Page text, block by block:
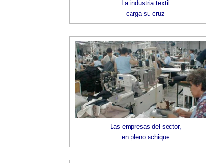
La industria textil
carga su cruz
Las empresas del sector,
en pleno achique